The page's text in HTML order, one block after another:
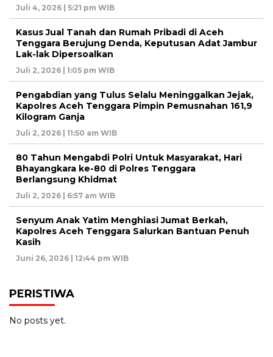
Juli 4, 2026 | 5:21 pm WIB
Kasus Jual Tanah dan Rumah Pribadi di Aceh
Tenggara Berujung Denda, Keputusan Adat Jambur
Lak-lak Dipersoalkan
Juli 2, 2026 | 1:05 pm WIB
Pengabdian yang Tulus Selalu Meninggalkan Jejak,
Kapolres Aceh Tenggara Pimpin Pemusnahan 161,9
Kilogram Ganja
Juli 2, 2026 | 11:50 am WIB
80 Tahun Mengabdi Polri Untuk Masyarakat, Hari
Bhayangkara ke-80 di Polres Tenggara
Berlangsung Khidmat
Juli 2, 2026 | 6:57 am WIB
Senyum Anak Yatim Menghiasi Jumat Berkah,
Kapolres Aceh Tenggara Salurkan Bantuan Penuh
Kasih
Juni 26, 2026 | 12:44 pm WIB
PERISTIWA
No posts yet.